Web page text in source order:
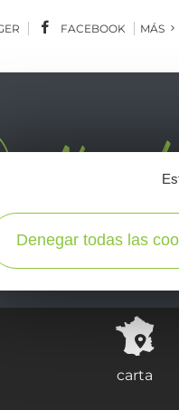
FACEBOOK MÁS
carta
Denegar todas las